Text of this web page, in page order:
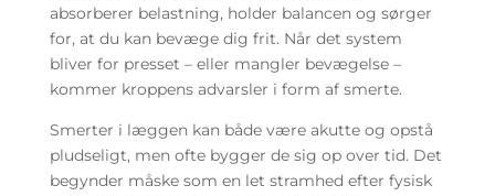
absorberer belastning, holder balancen og sørger
for, at du kan bevæge dig frit. Når det system
bliver for presset – eller mangler bevægelse –
kommer kroppens advarsler i form af smerte.
Smerter i læggen kan både være akutte og opstå
pludseligt, men ofte bygger de sig op over tid. Det
begynder måske som en let stramhed efter fysisk